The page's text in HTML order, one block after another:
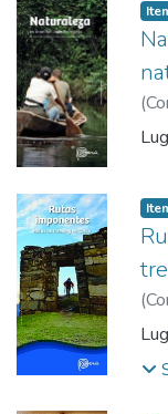
(
(
y